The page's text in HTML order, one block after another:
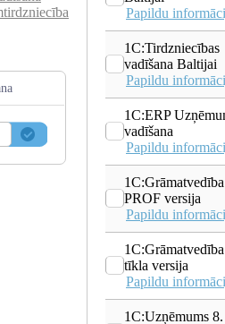
Papildu
1C:Tirdzniecības
vadīšana Baltijai
Papildu
1C:ERP
vadīšana
Papildu
PROF versija
Papildu
tīkla versija
Papildu
1C:Uzņēmums 8.